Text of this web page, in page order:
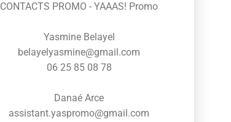
CONTACTS PROMO - YAAAS! Promo
Yasmine Belayel
belayelyasmine@gmail.com
06 25 85 08 78
Danaé Arce
assistant.yaspromo@gmail.com